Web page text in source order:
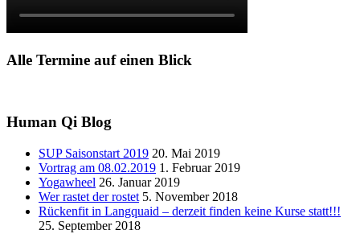
Alle Termine auf einen Blick
Human Qi Blog
SUP Saisonstart 2019 20. Mai 2019
Vortrag am 08.02.2019 1. Februar 2019
Yogawheel 26. Januar 2019
Wer rastet der rostet 5. November 2018
Rückenfit in Langquaid – derzeit finden keine Kurse statt!!!
25. September 2018